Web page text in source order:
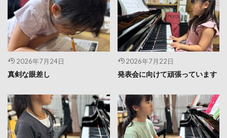
2026年7月24日
真剣な眼差し
2026年7月22日
発表会に向けて頑張っています